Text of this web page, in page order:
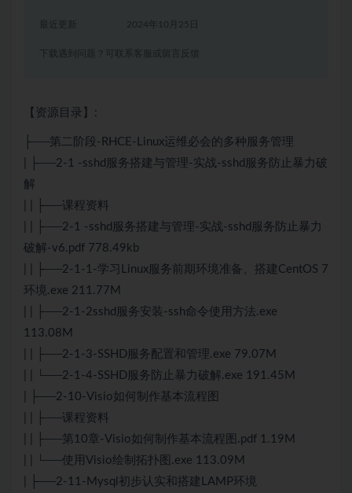
2024年10月25日
下载遇到问题？可联系客服或留言反馈
【资源目录】:
├──第二阶段-RHCE-Linux运维必会的多种服务管理
| ├──2-1 -sshd服务搭建与管理-实战-sshd服务防止暴力破
解
| | ├──课程资料
| | ├──2-1 -sshd服务搭建与管理-实战-sshd服务防止暴力
破解-v6.pdf 778.49kb
| | ├──2-1-1-学习Linux服务前期环境准备、搭建CentOS 7
环境.exe 211.77M
| | ├──2-1-2sshd服务安装-ssh命令使用方法.exe
113.08M
| | ├──2-1-3-SSHD服务配置和管理.exe 79.07M
| | └──2-1-4-SSHD服务防止暴力破解.exe 191.45M
| ├──2-10-Visio如何制作基本流程图
| | ├──课程资料
| | ├──第10章-Visio如何制作基本流程图.pdf 1.19M
| | └──使用Visio绘制拓扑图.exe 113.09M
| ├──2-11-Mysql初步认实和搭建LAMP环境